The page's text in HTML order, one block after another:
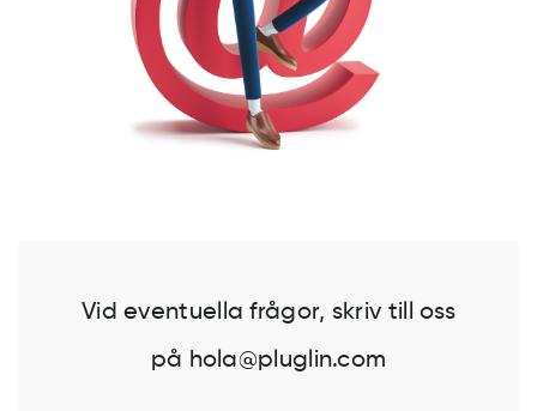
Vid eventuella frågor, skriv till oss
på hola@pluglin.com